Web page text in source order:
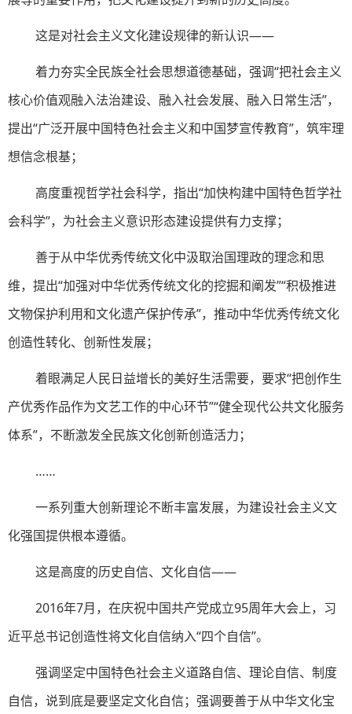
这是对社会主义文化建设规律的新认识——
着力夯实全民族全社会思想道德基础，强调“把社会主义
核心价值观融入法治建设、融入社会发展、融入日常生活”，
提出“广泛开展中国特色社会主义和中国梦宣传教育”，筑牢理
想信念根基；
高度重视哲学社会科学，指出“加快构建中国特色哲学社
会科学”，为社会主义意识形态建设提供有力支撑；
善于从中华优秀传统文化中汲取治国理政的理念和思
维，提出“加强对中华优秀传统文化的挖掘和阐发”“积极推进
文物保护利用和文化遗产保护传承”，推动中华优秀传统文化
创造性转化、创新性发展；
着眼满足人民日益增长的美好生活需要，要求“把创作生
产优秀作品作为文艺工作的中心环节”“健全现代公共文化服务
体系”，不断激发全民族文化创新创造活力；
……
一系列重大创新理论不断丰富发展，为建设社会主义文
化强国提供根本遵循。
这是高度的历史自信、文化自信——
2016年7月，在庆祝中国共产党成立95周年大会上，习
近平总书记创造性将文化自信纳入“四个自信”。
强调坚定中国特色社会主义道路自信、理论自信、制度
自信，说到底是要坚定文化自信；强调要善于从中华文化宝